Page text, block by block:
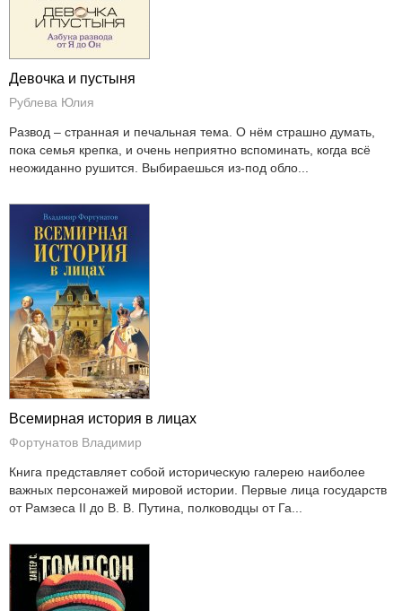
Девочка и пустыня
Рублева Юлия
Развод – странная и печальная тема. О нём страшно думать,
пока семья крепка, и очень неприятно вспоминать, когда всё
неожиданно рушится. Выбираешься из-под обло...
Всемирная история в лицах
Фортунатов Владимир
Книга представляет собой историческую галерею наиболее
важных персонажей мировой истории. Первые лица государств
от Рамзеса II до В. В. Путина, полководцы от Га...